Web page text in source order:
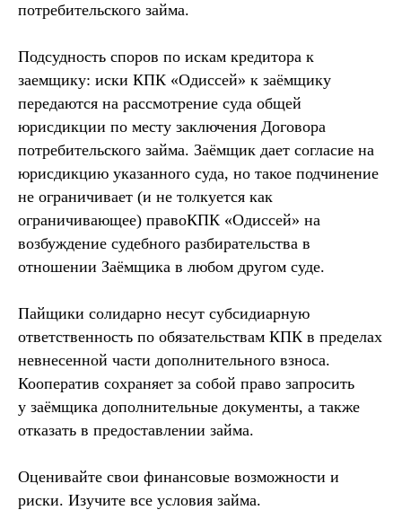
потребительского займа.
Подсудность споров по искам кредитора к
заемщику: иски КПК «Одиссей» к заёмщику
передаются на рассмотрение суда общей
юрисдикции по месту заключения Договора
потребительского займа. Заёмщик дает согласие на
юрисдикцию указанного суда, но такое подчинение
не ограничивает (и не толкуется как
ограничивающее) правоКПК «Одиссей» на
возбуждение судебного разбирательства в
отношении Заёмщика в любом другом суде.
Пайщики солидарно несут субсидиарную
ответственность по обязательствам КПК в пределах
невнесенной части дополнительного взноса.
Кооператив сохраняет за собой право запросить
у заёмщика дополнительные документы, а также
отказать в предоставлении займа.
Оценивайте свои финансовые возможности и
риски. Изучите все условия займа.